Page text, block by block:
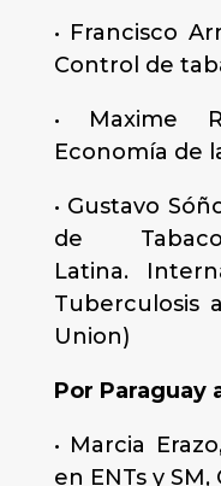
• Francisco
Control de
• Maxime
Economía de
• Gustavo
de
Latina.
Tuberculosis
Union)
Por Paraguay
• Marcia
en ENTs y SM,